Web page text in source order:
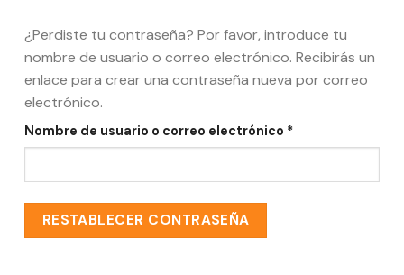
¿Perdiste tu contraseña? Por favor, introduce tu
nombre de usuario o correo electrónico. Recibirás un
enlace para crear una contraseña nueva por correo
electrónico.
Nombre de usuario o correo electrónico *Obligatorio
RESTABLECER CONTRASEÑA